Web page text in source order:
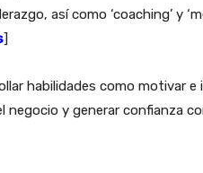
así como ‘coaching’ y
]
habilidades como motivar e
negocio y generar confianza